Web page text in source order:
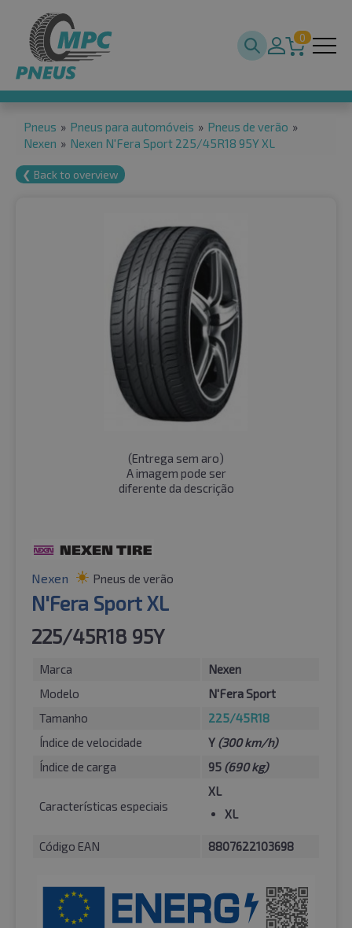
0
Pneus » Pneus para automóveis » Pneus de verão »
Nexen » Nexen N'Fera Sport 225/45R18 95Y XL
❮ Back to overview
(Entrega sem aro)
A imagem pode ser
diferente da descrição
Nexen Pneus de verão
N'Fera Sport XL
225/45R18 95Y
Marca
Nexen
Modelo
N'Fera Sport
Tamanho
225/45R18
Índice de velocidade
Y (300 km/h)
Índice de carga
95 (690 kg)
Características especiais
XL
XL
Código EAN 8807622103698